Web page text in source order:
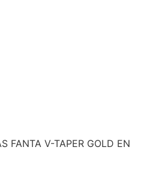
FANTA V-TAPER GOLD EN